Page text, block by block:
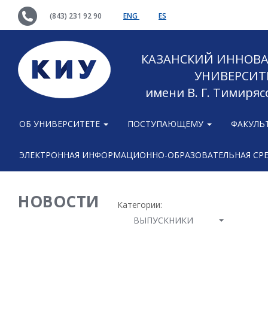
(843) 231 92 90 ENG ES
КАЗАНСКИЙ
имени В. Г.
ОБ УНИВЕРСИТЕТЕ ПОСТУПАЮЩЕМУ
ЭЛЕКТРОННАЯ ИНФОРМАЦИОННО-ОБРАЗОВАТЕЛЬНАЯ
НОВОСТИ
Категории:
ВЫПУСКНИКИ